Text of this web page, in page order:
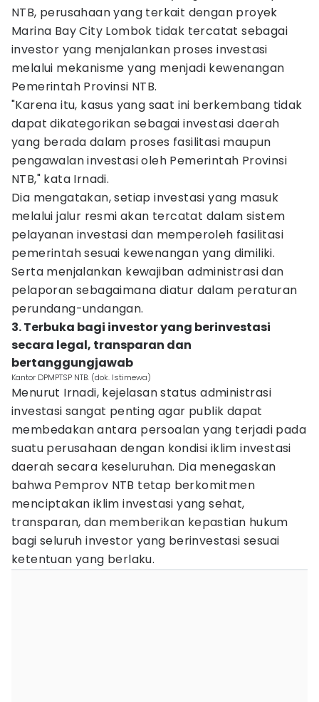
NTB, perusahaan yang terkait dengan proyek
Marina Bay City Lombok tidak tercatat sebagai
investor yang menjalankan proses investasi
melalui mekanisme yang menjadi kewenangan
Pemerintah Provinsi NTB.
"Karena itu, kasus yang saat ini berkembang tidak
dapat dikategorikan sebagai investasi daerah
yang berada dalam proses fasilitasi maupun
pengawalan investasi oleh Pemerintah Provinsi
NTB," kata Irnadi.
Dia mengatakan, setiap investasi yang masuk
melalui jalur resmi akan tercatat dalam sistem
pelayanan investasi dan memperoleh fasilitasi
pemerintah sesuai kewenangan yang dimiliki.
Serta menjalankan kewajiban administrasi dan
pelaporan sebagaimana diatur dalam peraturan
perundang-undangan.
3. Terbuka bagi investor yang berinvestasi
secara legal, transparan dan
bertanggungjawab
Kantor DPMPTSP NTB. (dok. Istimewa)
Menurut Irnadi, kejelasan status administrasi
investasi sangat penting agar publik dapat
membedakan antara persoalan yang terjadi pada
suatu perusahaan dengan kondisi iklim investasi
daerah secara keseluruhan. Dia menegaskan
bahwa Pemprov NTB tetap berkomitmen
menciptakan iklim investasi yang sehat,
transparan, dan memberikan kepastian hukum
bagi seluruh investor yang berinvestasi sesuai
ketentuan yang berlaku.